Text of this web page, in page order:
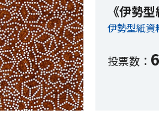
《伊勢
伊勢型紙資
投票数：